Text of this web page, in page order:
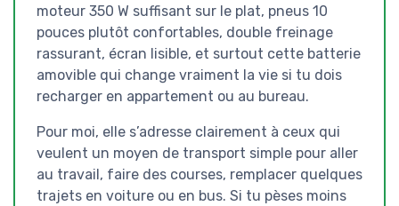
moteur 350 W suffisant sur le plat, pneus 10
pouces plutôt confortables, double freinage
rassurant, écran lisible, et surtout cette batterie
amovible qui change vraiment la vie si tu dois
recharger en appartement ou au bureau.
Pour moi, elle s’adresse clairement à ceux qui
veulent un moyen de transport simple pour aller
au travail, faire des courses, remplacer quelques
trajets en voiture ou en bus. Si tu pèses moins